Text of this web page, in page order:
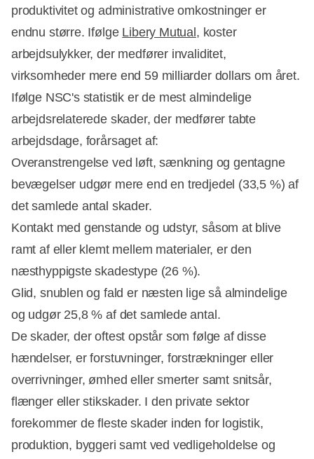
produktivitet og administrative omkostninger er
endnu større. Ifølge Libery Mutual , koster
arbejdsulykker, der medfører invaliditet,
virksomheder mere end 59 milliarder dollars om året.
Ifølge NSC's statistik er de mest almindelige
arbejdsrelaterede skader, der medfører tabte
arbejdsdage, forårsaget af:
Overanstrengelse ved løft, sænkning og gentagne
bevægelser udgør mere end en tredjedel (33,5 %) af
det samlede antal skader.
Kontakt med genstande og udstyr, såsom at blive
ramt af eller klemt mellem materialer, er den
næsthyppigste skadestype (26 %).
Glid, snublen og fald er næsten lige så almindelige
og udgør 25,8 % af det samlede antal.
De skader, der oftest opstår som følge af disse
hændelser, er forstuvninger, forstrækninger eller
overrivninger, ømhed eller smerter samt snitsår,
flænger eller stikskader. I den private sektor
forekommer de fleste skader inden for logistik,
produktion, byggeri samt ved vedligeholdelse og